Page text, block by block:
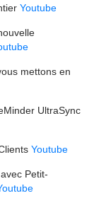
Youtube
mettons en
UltraSync
Youtube
Petit-